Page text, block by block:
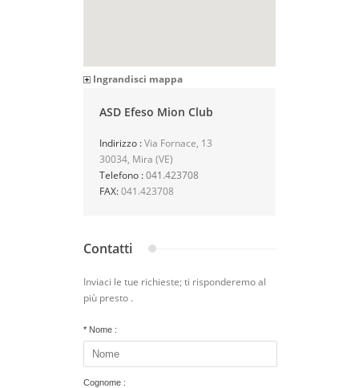
Ingrandisci mappa
ASD Efeso Mion Club
Indirizzo :Via Fornace, 13
30034, Mira (VE)
Telefono :041.423708
FAX:041.423708
Contatti
Inviaci le tue richieste; ti risponderemo al
più presto .
* Nome :
Cognome :